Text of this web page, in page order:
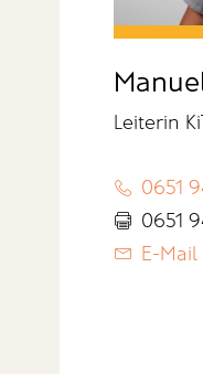
Leiterin
0651
0651
E-